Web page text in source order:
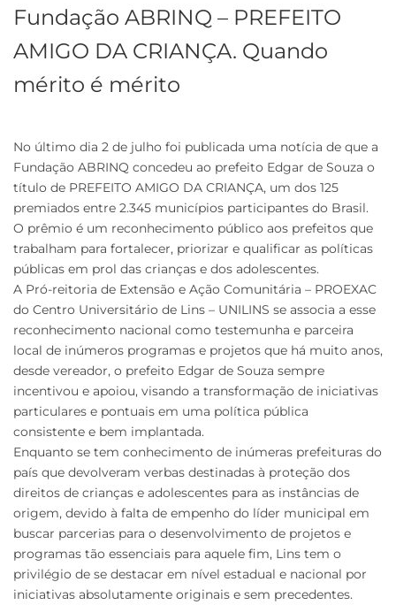
Fundação ABRINQ – PREFEITO
AMIGO DA CRIANÇA. Quando
mérito é mérito
No último dia 2 de julho foi publicada uma notícia de que a
Fundação ABRINQ concedeu ao prefeito Edgar de Souza o
título de PREFEITO AMIGO DA CRIANÇA, um dos 125
premiados entre 2.345 municípios participantes do Brasil.
O prêmio é um reconhecimento público aos prefeitos que
trabalham para fortalecer, priorizar e qualificar as políticas
públicas em prol das crianças e dos adolescentes.
A Pró-reitoria de Extensão e Ação Comunitária – PROEXAC
do Centro Universitário de Lins – UNILINS se associa a esse
reconhecimento nacional como testemunha e parceira
local de inúmeros programas e projetos que há muito anos,
desde vereador, o prefeito Edgar de Souza sempre
incentivou e apoiou, visando a transformação de iniciativas
particulares e pontuais em uma política pública
consistente e bem implantada.
Enquanto se tem conhecimento de inúmeras prefeituras do
país que devolveram verbas destinadas à proteção dos
direitos de crianças e adolescentes para as instâncias de
origem, devido à falta de empenho do líder municipal em
buscar parcerias para o desenvolvimento de projetos e
programas tão essenciais para aquele fim, Lins tem o
privilégio de se destacar em nível estadual e nacional por
iniciativas absolutamente originais e sem precedentes.